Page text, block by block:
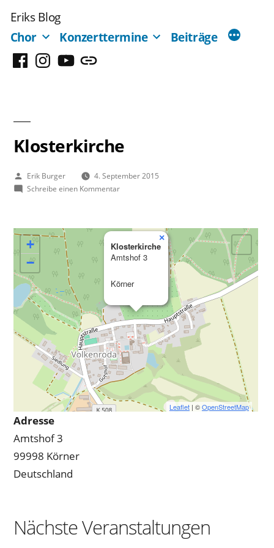
Inhalt
springen
Eriks Blog
Chor
Konzerttermine Beiträge
FacebookInstagram
YouTubeMastodon
Klosterkirche
Veröffentlicht
von
Erik Burger
4. September 2015
Schreibe einen Kommentarzu
Klosterkirche
Amtshof 3
Körner
×
+
−
Leaflet | ©OpenStreetMap
Adresse
Amtshof 3
99998 Körner
Deutschland
Nächste Veranstaltungen